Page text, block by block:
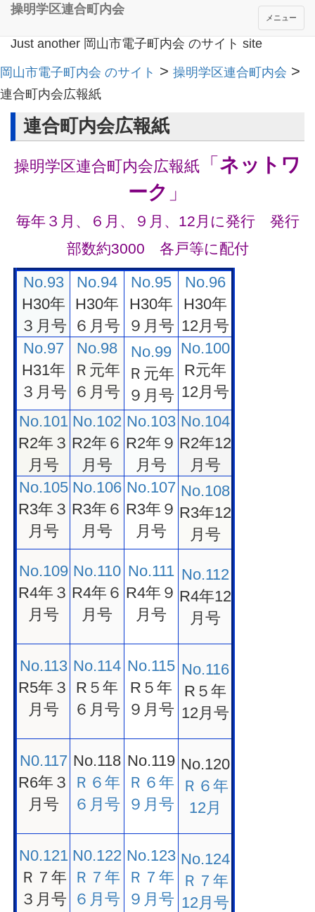
Just another 岡山市電子町内会 のサイト site
メニュー
操明学区連合町内会
岡山市電子町内会 のサイト > 操明学区連合町内会 >
連合町内会広報紙
連合町内会広報紙
操明学区連合町内会広報紙 「 ネットワ
ーク 」
毎年３月、６月、９月、12月に発行 発行
部数約3000 各戸等に配付
No.93
H30年
３月号
No.94
H30年
６月号
No.95
H30年
９月号
No.96
H30年
12月号
No.97
H31年
３月号
No.98
Ｒ元年
６月号
No.99
Ｒ元年
９月号
No.100
R元年
12月号
No.101
R2年３
月号
No.102
R2年６
月号
No.103
R2年９
月号
No.104
R2年12
月号
No.105
R3年３
月号
No.106
R3年６
月号
No.107
R3年９
月号
No.108
R3年12
月号
No.109
R4年３
月号
No.110
R4年６
月号
No.111
R4年９
月号
No.112
R4年12
月号
No.113
R5年３
月号
No.114
R５年
６月号
No.115
R５年
９月号
No.116
R５年
12月号
N0.117
R6年３
月号
No.118
Ｒ６年
６月号
No.119
Ｒ６年
９月号
No.120
Ｒ６年
12月
N0.121
Ｒ７年
３月号
N0.122
Ｒ７年
６月号
No.123
Ｒ７年
９月号
No.124
Ｒ７年
12月号